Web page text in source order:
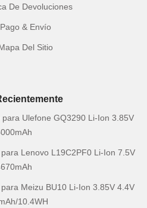
De Devoluciones
Pago & Envío
Del Sitio
Ulefone GQ3290 Li-Ion 3.85V
Lenovo L19C2PF0 Li-Ion 7.5V
Meizu BU10 Li-Ion 3.85V 4.4V
10.4WH